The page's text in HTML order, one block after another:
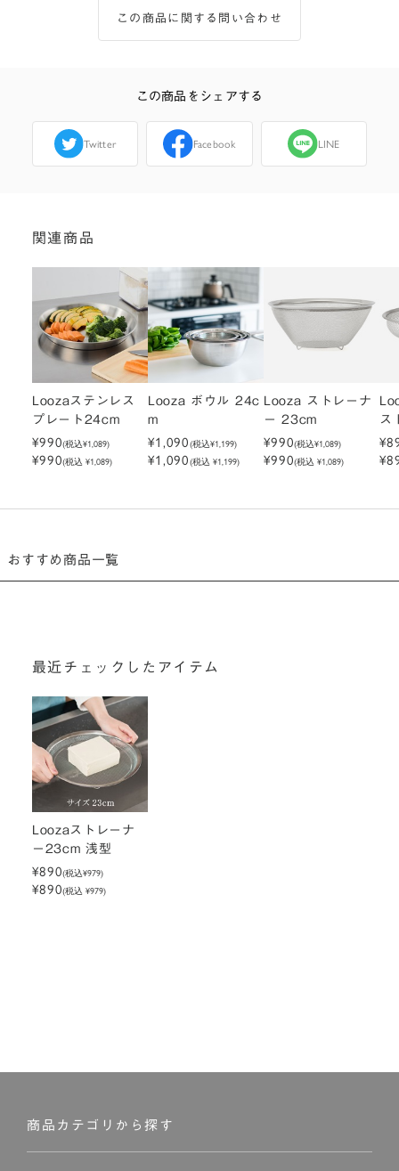
この商品に関する問い合わせ
この商品をシェアする
Twitter Facebook LINE
関連商品
Loozaステンレス
プレート24cm
¥990(税込¥1,089)
¥990(税込 ¥1,089)
Looza ボウル 24c
m
¥1,090(税込¥1,199)
¥1,090(税込 ¥1,199)
Looza ストレーナ
ー 23cm
¥990(税込¥1,089)
¥990(税込 ¥1,089)
ス
cm
おすすめ商品一覧
最近チェックしたアイテム
Loozaストレーナ
ー23cm 浅型
¥890(税込¥979)
¥890(税込 ¥979)
商品カテゴリから探す